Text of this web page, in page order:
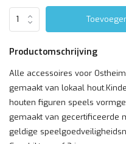
Productomschrijving
Alle accessoires voor
gemaakt van lokaal
houten figuren speels
gemaakt van gecertificeerde
geldige